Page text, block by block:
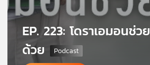
เครือ EP. 223: โดราเอมอนช่วย
ด้วย